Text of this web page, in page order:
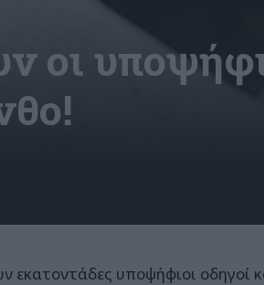
οι
εκατοντάδες υποψήφιοι οδηγοί